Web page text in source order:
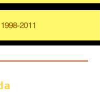
1998-2011